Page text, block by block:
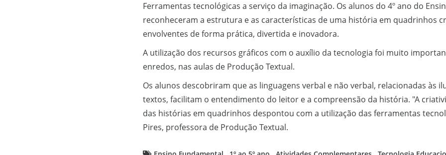
Ferramentas tecnológicas a serviço da imaginação. Os alunos do 4º ano do
reconheceram a estrutura e as características de uma história em quadrinhos
envolventes de forma prática, divertida e inovadora.
A utilização dos recursos gráficos com o auxílio da tecnologia foi muito
enredos, nas aulas de Produção Textual.
Os alunos descobriram que as linguagens verbal e não verbal, relacionadas às
textos, facilitam o entendimento do leitor e a compreensão da história. "A
das histórias em quadrinhos despontou com a utilização das ferramentas
Pires, professora de Produção Textual.